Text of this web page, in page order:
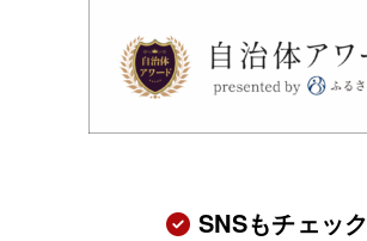
SNSもチェック